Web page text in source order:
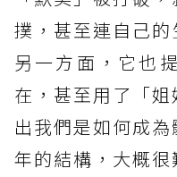
撲，甚至連自己
另一方面，它也
在，甚至用了「
出我們是如何成
年的結構，大概